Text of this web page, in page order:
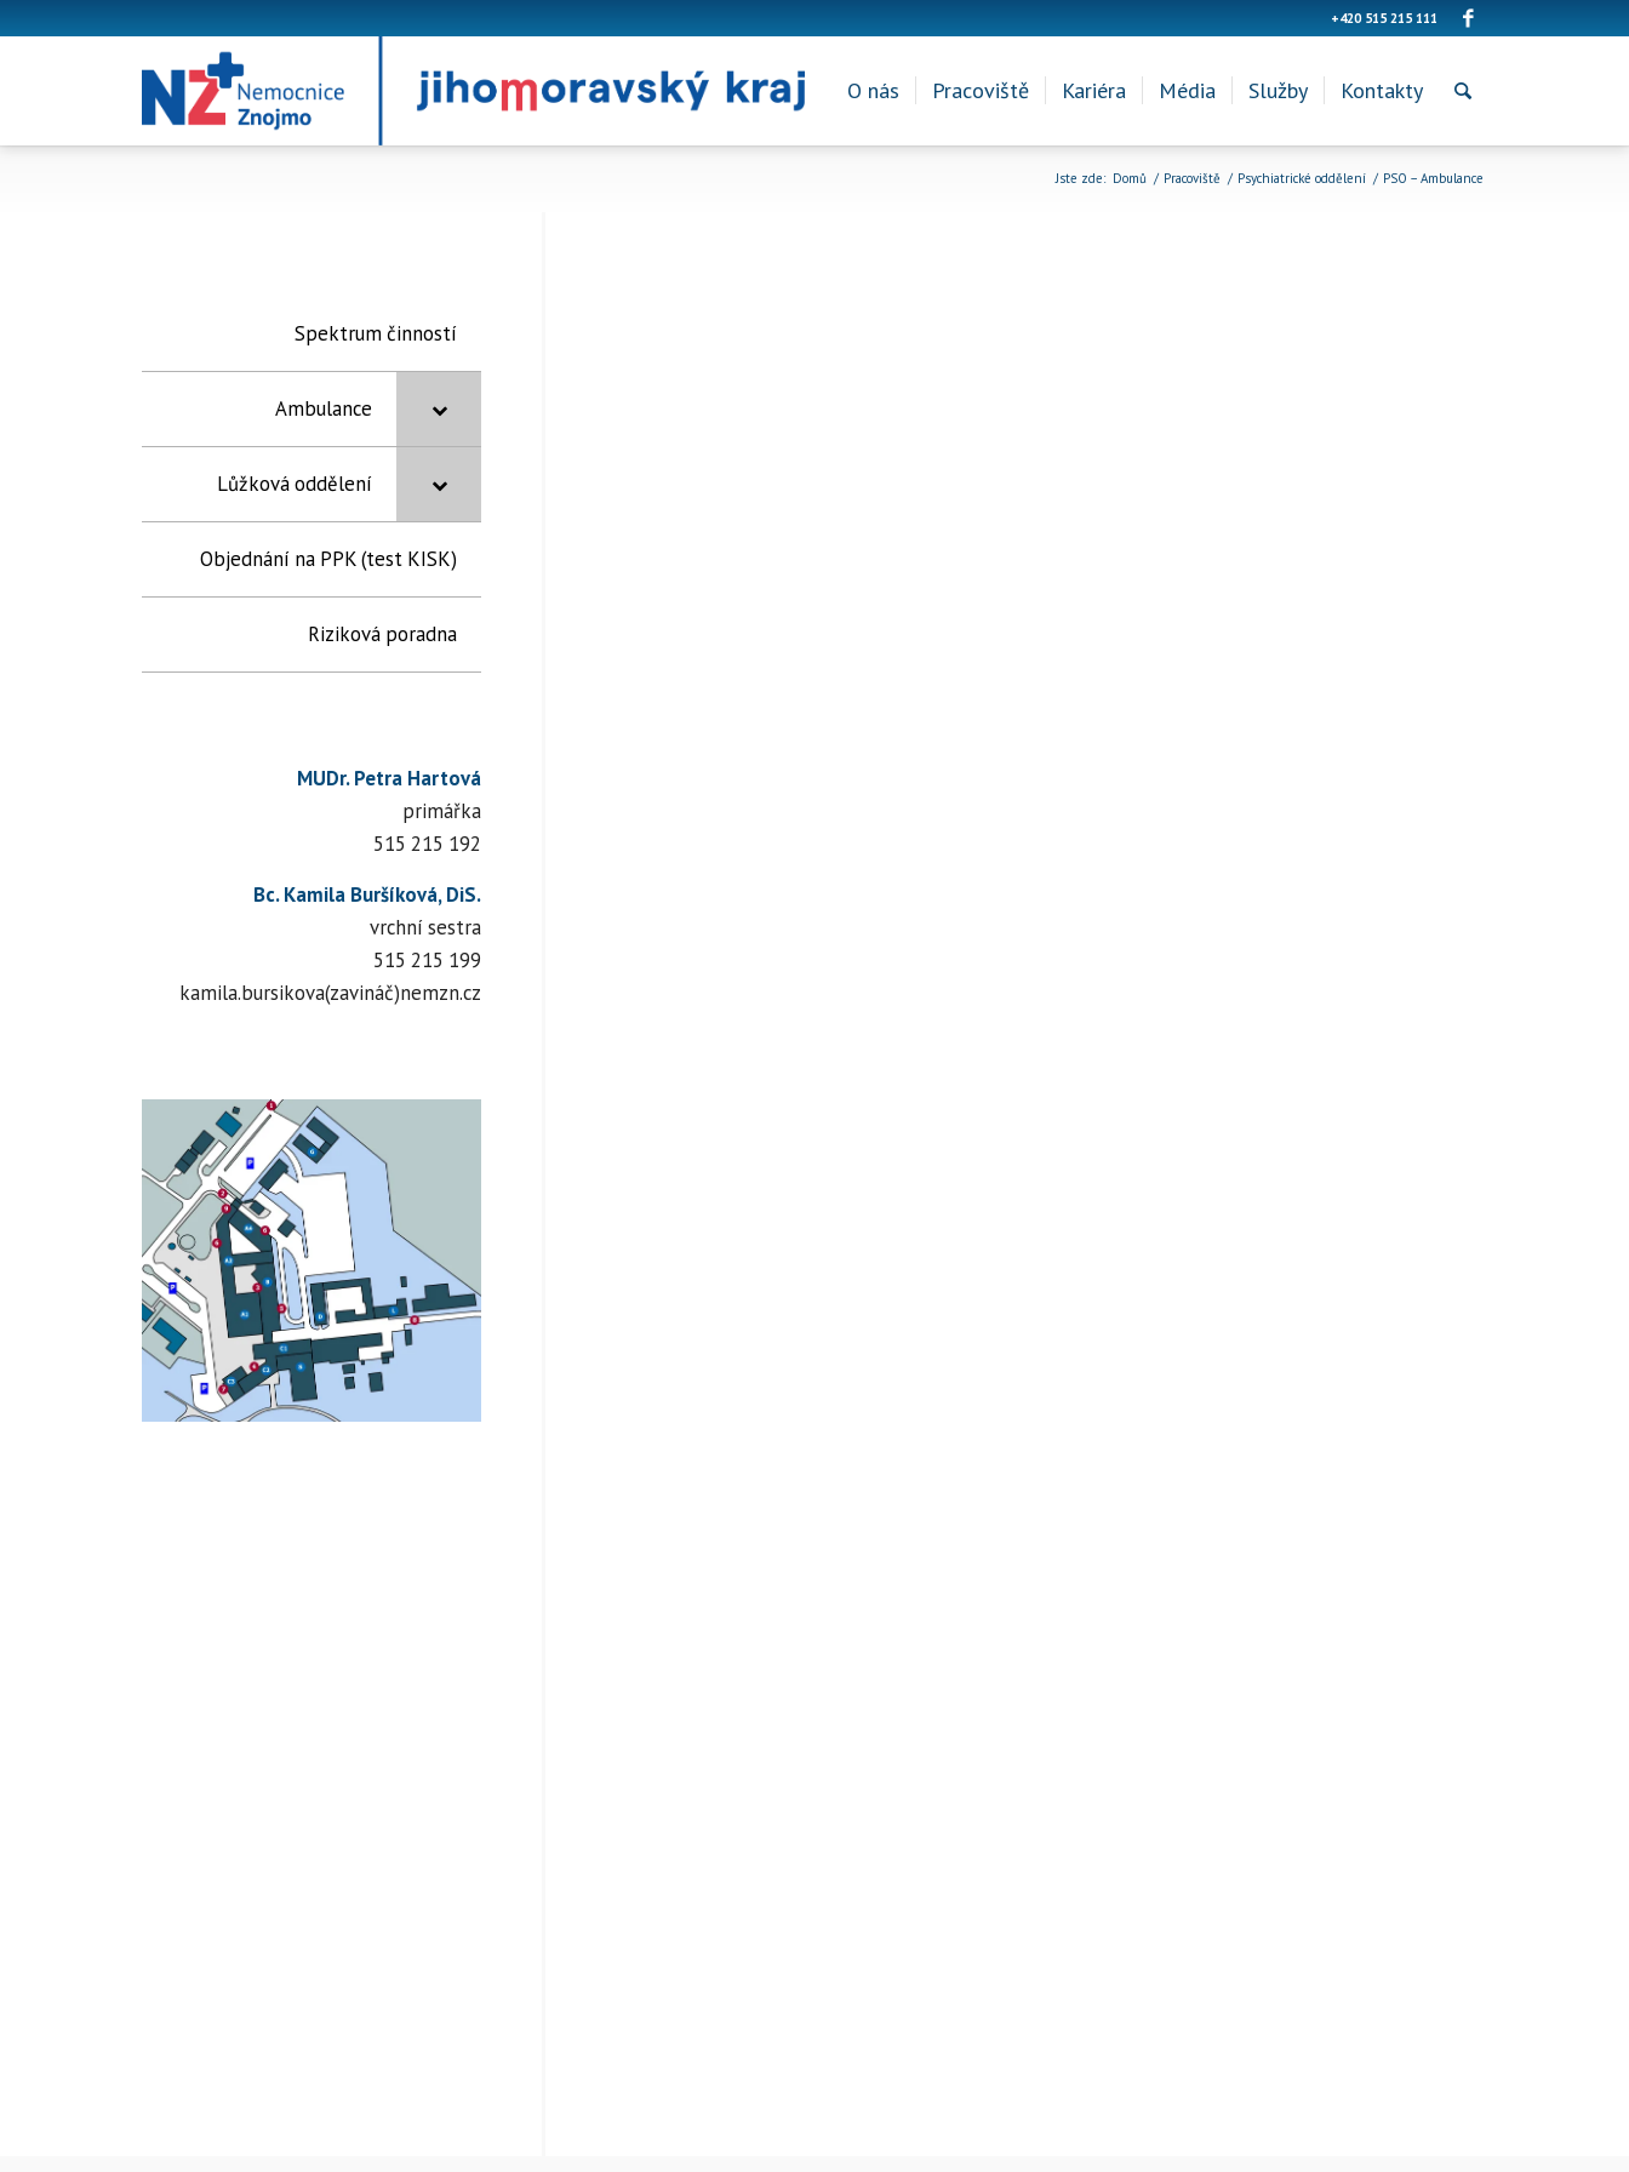
+420 515 215 111
O nás Pracoviště Kariéra Média Služby Kontakty
Jste zde: Domů / Pracoviště / Psychiatrické oddělení / PSO – Ambulance
Spektrum činností
Ambulance
Lůžková oddělení
Objednání na PPK (test KISK)
Riziková poradna
MUDr. Petra Hartová
primářka
515 215 192
Bc. Kamila Buršíková, DiS.
vrchní sestra
515 215 199
kamila.bursikova(zavináč)nemzn.cz